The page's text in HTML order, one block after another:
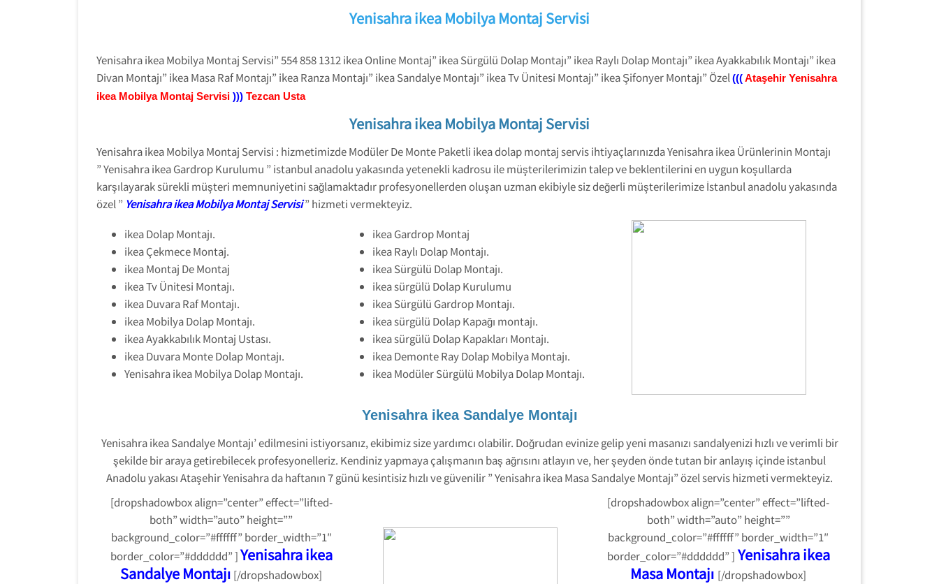
Yenisahra ikea Mobilya Montaj Servisi
Yenisahra ikea Mobilya Montaj Servisi” 554 858 1312 ikea Online Montaj” ikea Sürgülü Dolap Montajı” ikea Raylı Dolap Montajı” ikea Ayakkabılık Montajı” ikea
Divan Montajı” ikea Masa Raf Montajı” ikea Ranza Montajı” ikea Sandalye Montajı” ikea Tv Ünitesi Montajı” ikea Şifonyer Montajı” Özel (((Ataşehir Yenisahra
ikea Mobilya Montaj Servisi ))) Tezcan Usta
Yenisahra ikea Mobilya Montaj Servisi
Yenisahra ikea Mobilya Montaj Servisi : hizmetimizde Modüler De Monte Paketli ikea dolap montaj servis ihtiyaçlarınızda Yenisahra ikea Ürünlerinin Montajı
” Yenisahra ikea Gardrop Kurulumu ” istanbul anadolu yakasında yetenekli kadrosu ile müşterilerimizin talep ve beklentilerini en uygun koşullarda
karşılayarak sürekli müşteri memnuniyetini sağlamaktadır profesyonellerden oluşan uzman ekibiyle siz değerli müşterilerimize İstanbul anadolu yakasında
özel ” Yenisahra ikea Mobilya Montaj Servisi” hizmeti vermekteyiz.
ikea Dolap Montajı.
ikea Çekmece Montaj.
ikea Montaj De Montaj
ikea Tv Ünitesi Montajı.
ikea Duvara Raf Montajı.
ikea Mobilya Dolap Montajı.
ikea Ayakkabılık Montaj Ustası.
ikea Duvara Monte Dolap Montajı.
Yenisahra ikea Mobilya Dolap Montajı.
ikea Gardrop Montaj
ikea Raylı Dolap Montajı.
ikea Sürgülü Dolap Montajı.
ikea sürgülü Dolap Kurulumu
ikea Sürgülü Gardrop Montajı.
ikea sürgülü Dolap Kapağı montajı.
ikea sürgülü Dolap Kapakları Montajı.
ikea Demonte Ray Dolap Mobilya Montajı.
ikea Modüler Sürgülü Mobilya Dolap Montajı.
Yenisahra ikea Sandalye Montajı
Yenisahra ikea Sandalye Montajı’ edilmesini istiyorsanız, ekibimiz size yardımcı olabilir. Doğrudan evinize gelip yeni masanızı sandalyenizi hızlı ve verimli bir
şekilde bir araya getirebilecek profesyonelleriz. Kendiniz yapmaya çalışmanın baş ağrısını atlayın ve, her şeyden önde tutan bir anlayış içinde istanbul
Anadolu yakası Ataşehir Yenisahra da haftanın 7 günü kesintisiz hızlı ve güvenilir ” Yenisahra ikea Masa Sandalye Montajı” özel servis hizmeti vermekteyiz.
[dropshadowbox align=”center” effect=”lifted-
both” width=”auto” height=””
background_color=”#ffffff” border_width=”1″
border_color=”#dddddd” ]Yenisahra ikea
Sandalye Montajı [/dropshadowbox]
[dropshadowbox align=”center” effect=”lifted-
both” width=”auto” height=””
background_color=”#ffffff” border_width=”1″
border_color=”#dddddd” ] Yenisahra ikea
Masa Montajı [/dropshadowbox]